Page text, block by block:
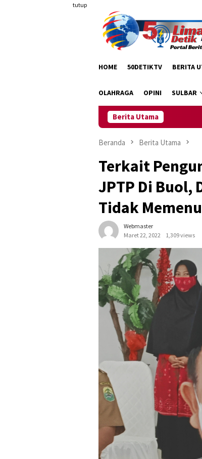
tutup
HOME 50DETIKTV BERITA
OLAHRAGA OPINI SULBAR
Berita UtamaDr. Rafiudin
Beranda Berita Utama
Terkait
JPTP Di Buol,
Tidak
Webmaster
Maret 22, 2022
1,309 views